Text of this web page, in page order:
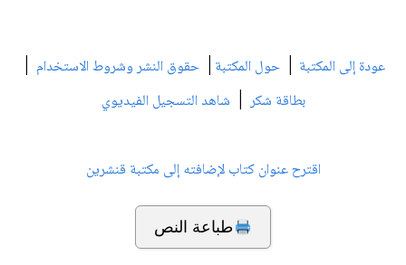
عودة إلى المكتبة | حول المكتبة | حقوق النشر وشروط الاستخدام |
بطاقة شكر| شاهد التسجيل الفيديوي
اقترح عنوان كتاب لإضافته إلى مكتبة قنشرين
طباعة النص